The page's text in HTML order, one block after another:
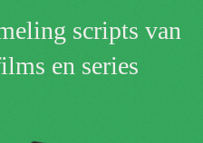
scripts van
en series